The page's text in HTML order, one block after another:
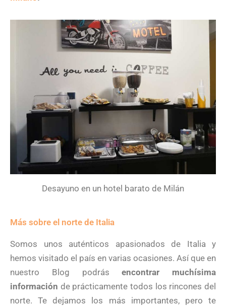
Desayuno en un hotel barato de Milán
Más sobre el norte de Italia
Somos unos auténticos apasionados de Italia y
hemos visitado el país en varias ocasiones. Así que en
nuestro Blog podrásencontrar muchísima
información de prácticamente todos los rincones del
norte. Te dejamos los más importantes, pero te